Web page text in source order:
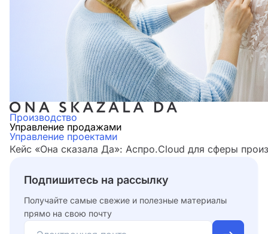
Производство
Управление продажами
Управление проектами
Кейс «Она сказала Да»: Аспро.Cloud для сферы
Подпишитесь на рассылку
Получайте самые свежие и полезные материалы
прямо на свою почту